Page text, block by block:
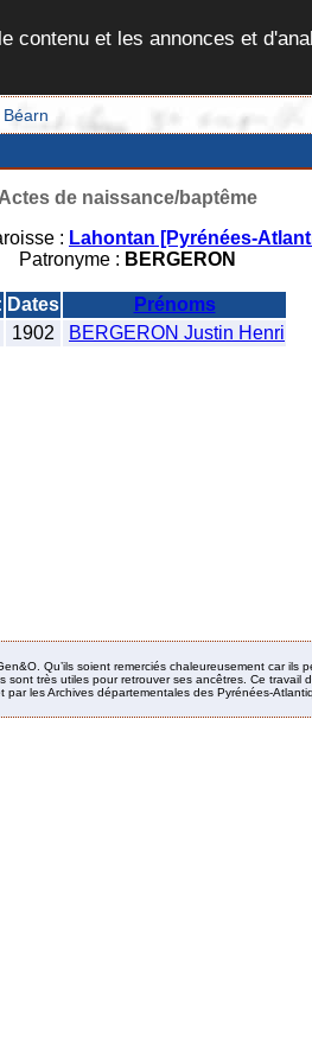
contenu et les annonces et
Actes de naissance/baptême
: Lahontan [Pyrénées-
Patronyme : BERGERON
Dates
Prénoms
1902 BERGERON Justin Henri
Qu’ils soient remerciés chaleureusement car ils
très utiles pour retrouver ses ancêtres. Ce travail
les Archives départementales des Pyrénées-